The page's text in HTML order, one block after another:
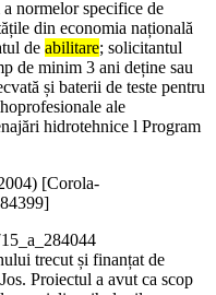
normelor specifice de
din economia națională
de abilitare; solicitantul
de minim 3 ani deține sau
și baterii de teste pentru
ale
hidrotehnice l Program
) [Corola-
trecut și finanțat de
Proiectul a avut ca scop